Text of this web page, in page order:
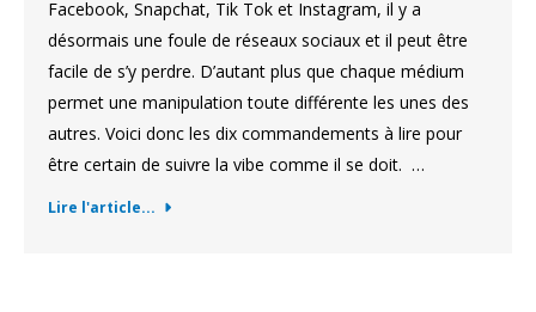
Facebook, Snapchat, Tik Tok et Instagram, il y a
désormais une foule de réseaux sociaux et il peut être
facile de s’y perdre. D’autant plus que chaque médium
permet une manipulation toute différente les unes des
autres. Voici donc les dix commandements à lire pour
être certain de suivre la vibe comme il se doit. …
Lire l'article...